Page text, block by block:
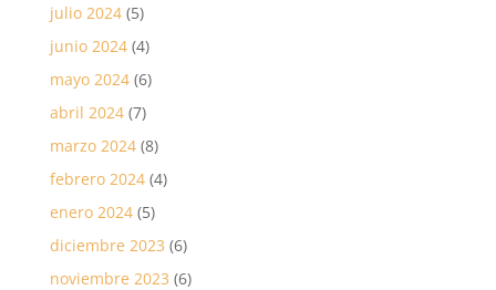
julio 2024(5)
junio 2024(4)
mayo 2024(6)
abril 2024(7)
marzo 2024(8)
febrero 2024(4)
enero 2024(5)
diciembre 2023 (6)
noviembre 2023 (6)